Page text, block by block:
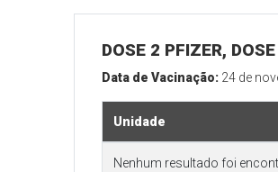
DOSE 2 PFIZER,
Data de Vacinação: 24 de
Unidade
Nenhum resultado foi